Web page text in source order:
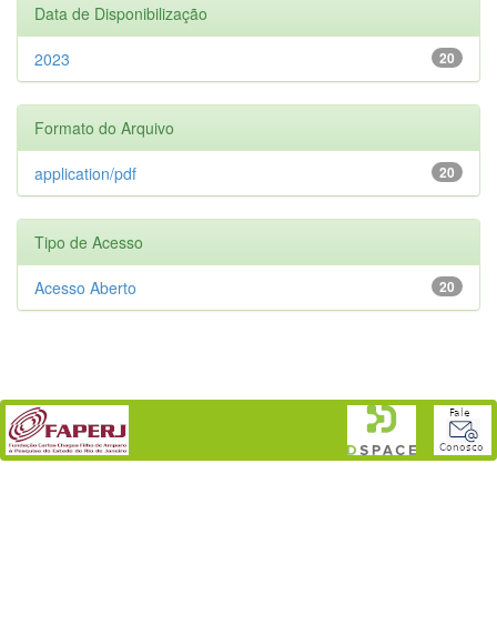
Data de Disponibilização
20
2023
Formato do Arquivo
20
application/pdf
Tipo de Acesso
20
Acesso Aberto